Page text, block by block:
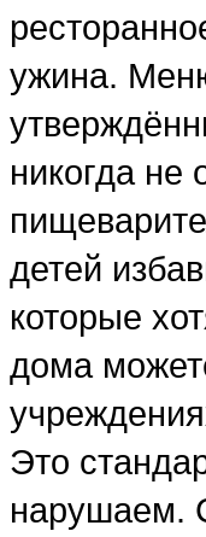
ужина.
никогда
детей
которые
дома
Это
нарушаем.